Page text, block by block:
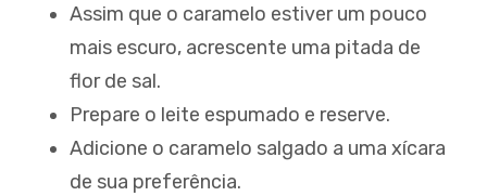
Assim que o caramelo estiver um pouco
mais escuro, acrescente uma pitada de
flor de sal.
Prepare o leite espumado e reserve.
Adicione o caramelo salgado a uma xícara
de sua preferência.